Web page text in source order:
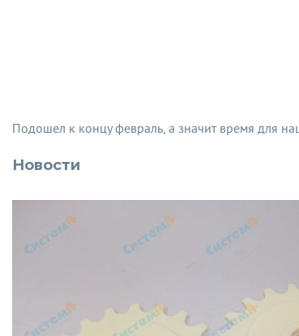
Подошел к концу февраль, а значит время для
Новости